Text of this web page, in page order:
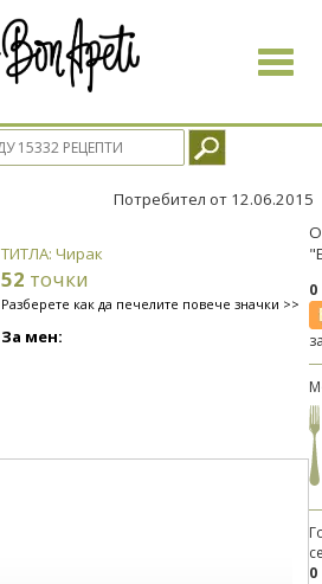
Toggle
Потребител от 12.06.2015
ТИТЛА: Чирак
52 точки
Разберете как да печелите повече значки >>
За мен:
0